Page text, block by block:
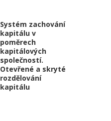
Systém zachování
kapitálu v
poměrech
kapitálových
společností.
Otevřené a skryté
rozdělování
kapitálu